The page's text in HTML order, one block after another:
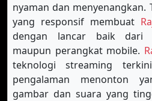
nyaman dan menyenangkan.
yang responsif membuat
dengan lancar baik dari
maupun perangkat mobile.
teknologi streaming
pengalaman menonton
gambar dan suara yang